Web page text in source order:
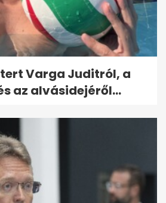
Varga Juditról, a
az alvásidejéről...